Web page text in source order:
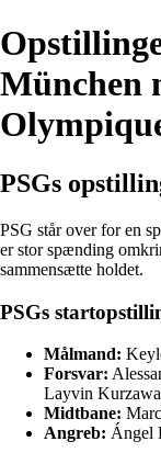
München
PSGs
PSG står over for en
er stor spænding
sammensætte holdet.
PSGs
Målmand:
Forsvar:
Layvin Kurzawa
Midtbane:
Angreb: Ángel